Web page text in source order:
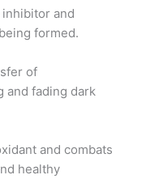
inhibitor and
formed.
of
and fading dark
and combats
healthy